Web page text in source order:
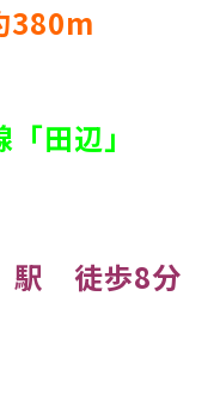
380m
田辺」
駅 徒歩8分